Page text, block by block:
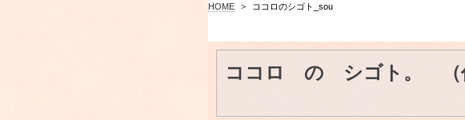
HOME > ココロのシゴト_sou
ココロ の シゴト。 （